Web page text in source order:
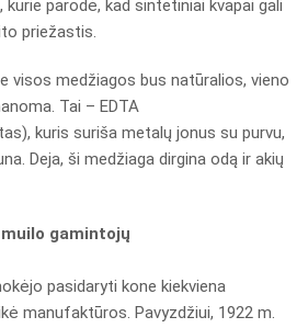
parodė, kad sintetiniai kvapai gali
priežastis.
visos medžiagos bus natūralios, vieno
Tai – EDTA
kuris suriša metalų jonus su purvu,
Deja, ši medžiaga dirgina odą ir akių
gamintojų
pasidaryti kone kiekviena
manufaktūros. Pavyzdžiui, 1922 m.